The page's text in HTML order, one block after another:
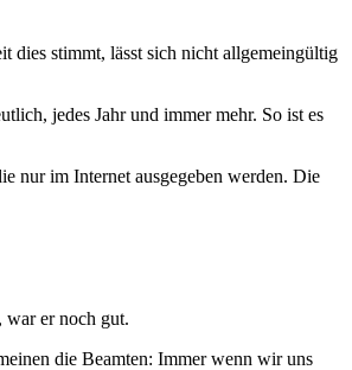
dies stimmt, lässt sich nicht allgemeingültig
jedes Jahr und immer mehr. So ist es
nur im Internet ausgegeben werden. Die
war er noch gut.
die Beamten: Immer wenn wir uns